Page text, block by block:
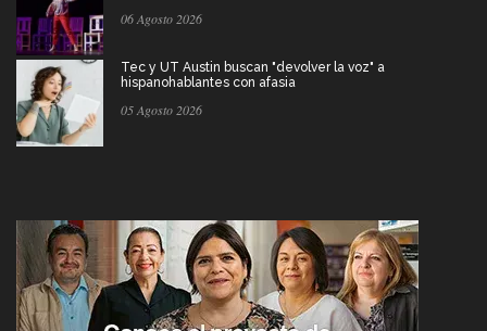
06 Agosto 2026
Tec y UT Austin buscan "devolver la voz" a
hispanohablantes con afasia
05 Agosto 2026